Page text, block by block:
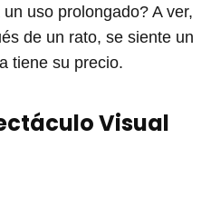
uso prolongado? A ver,
de un rato, se siente un
tiene su precio.
Visual